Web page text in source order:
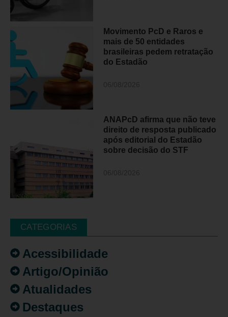
Movimento PcD e Raros e
mais de 50 entidades
brasileiras pedem retratação
do Estadão
ANAPcD afirma que não teve
direito de resposta publicado
após editorial do Estadão
sobre decisão do STF
CATEGORIAS
Acessibilidade
Artigo/Opinião
Atualidades
Destaques